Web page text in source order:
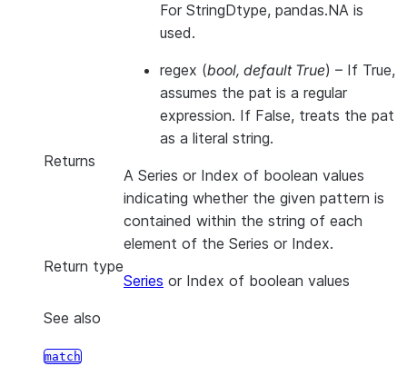
For StringDtype, pandas.NA is
used.
regex (bool, default True) – If True,
assumes the pat is a regular
expression. If False, treats the pat
as a literal string.
Returns
A Series or Index of boolean values
indicating whether the given pattern is
contained within the string of each
element of the Series or Index.
Return type
Series or Index of boolean values
See also
match